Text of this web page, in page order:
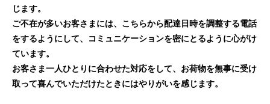
じます。
ご不在が多いお客さまには、こちらから配達日時を調整する電話
をするようにして、コミュニケーションを密にとるように心がけ
ています。
お客さま一人ひとりに合わせた対応をして、お荷物を無事に受け
取って喜んでいただけたときにはやりがいを感じます。